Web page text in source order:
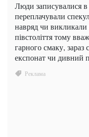
Люди записувалися в
переплачували
навряд чи
півстоліття тому
гарного смаку, зараз
експонат чи дивний